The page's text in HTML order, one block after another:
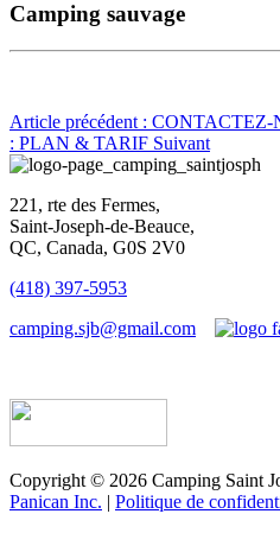
Camping sauvage
Article précédent : CONTACTEZ-
: PLAN & TARIF Suivant
221, rte des Fermes,
Saint-Joseph-de-Beauce,
QC, Canada, G0S 2V0
(418) 397-5953
camping.sjb@gmail.com
Copyright © 2026 Camping Saint
Panican Inc. | Politique de